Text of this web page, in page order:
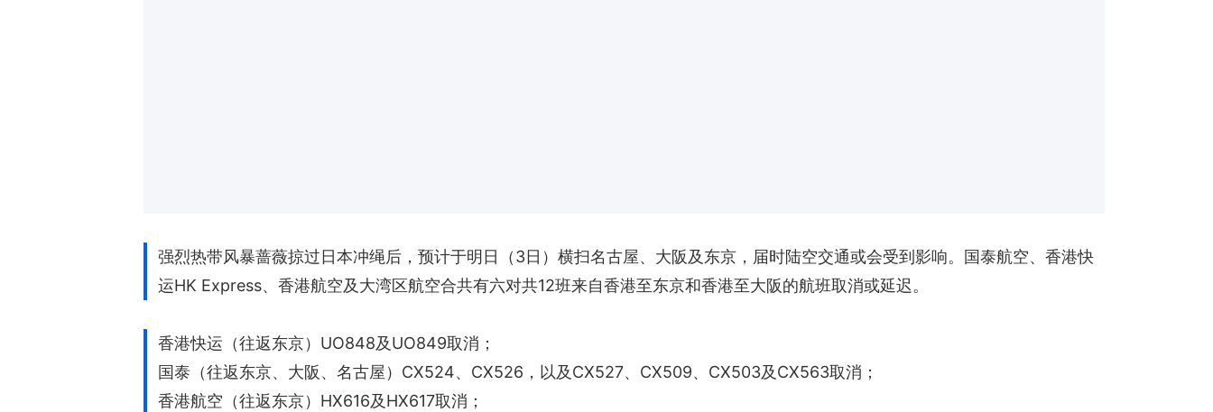
强烈热带风暴蔷薇掠过日本冲绳后，预计于明日（3日）横扫名古屋、大阪及东京，届时陆空交通或会受到影响。国泰航空、香港快
运HK Express、香港航空及大湾区航空合共有六对共12班来自香港至东京和香港至大阪的航班取消或延迟。
香港快运（往返东京）UO848及UO849取消；
国泰（往返东京、大阪、名古屋）CX524、CX526，以及CX527、CX509、CX503及CX563取消；
香港航空（往返东京）HX616及HX617取消；